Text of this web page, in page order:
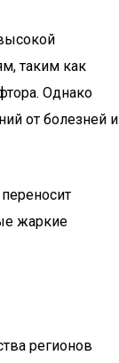
таким как
Однако
от болезней и
жаркие
регионов